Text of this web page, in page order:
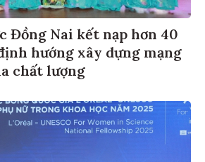
Đồng Nai kết nạp hơn 40
hướng xây dựng mạng
chất lượng